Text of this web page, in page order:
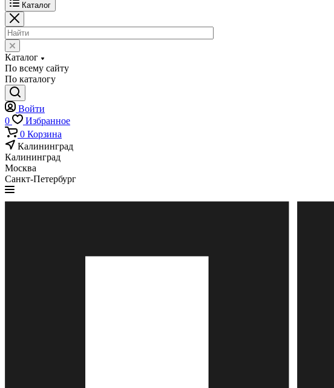
Каталог
Каталог
По всему сайту
По каталогу
Войти
0
Избранное
0 Корзина
Калининград
Калининград
Москва
Санкт-Петербург